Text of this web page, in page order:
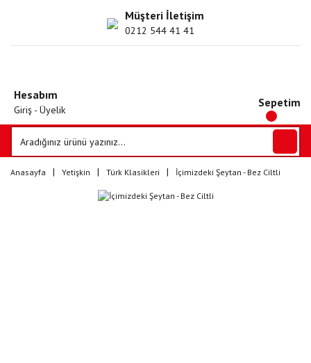
Müşteri İletişim
0212 544 41 41
Hesabım
Giriş - Üyelik
Sepetim
Anasayfa Yetişkin Türk Klasikleri İçimizdeki Şeytan - Bez Ciltli